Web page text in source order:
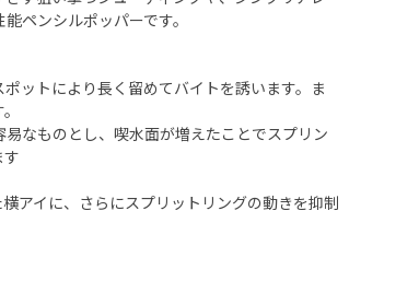
ペンシルポッパーです。
ットにより長く留めてバイトを誘います。ま
なものとし、喫水面が増えたことでスプリン
アイに、さらにスプリットリングの動きを抑制